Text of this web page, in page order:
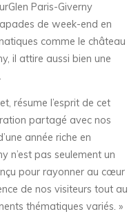
Paris-Giverny
de week-end en
comme le château
il attire aussi bien une
résume l’esprit de cet
partagé avec nos
année riche en
n’est pas seulement un
pour rayonner au cœur
de nos visiteurs tout au
thématiques variés. »